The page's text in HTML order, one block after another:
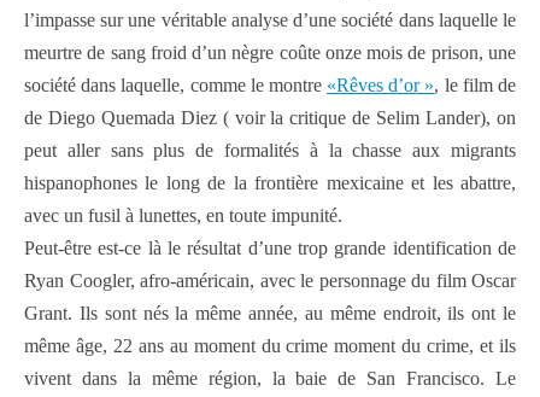
l’impasse sur une véritable analyse d’une société dans laquelle le
meurtre de sang froid d’un nègre coûte onze mois de prison, une
société dans laquelle, comme le montre «Rêves d’or », le film de
de Diego Quemada Diez ( voir la critique de Selim Lander), on
peut aller sans plus de formalités à la chasse aux migrants
hispanophones le long de la frontière mexicaine et les abattre,
avec un fusil à lunettes, en toute impunité.
Peut-être est-ce là le résultat d’une trop grande identification de
Ryan Coogler, afro-américain, avec le personnage du film Oscar
Grant. Ils sont nés la même année, au même endroit, ils ont le
même âge, 22 ans au moment du crime moment du crime, et ils
vivent dans la même région, la baie de San Francisco. Le